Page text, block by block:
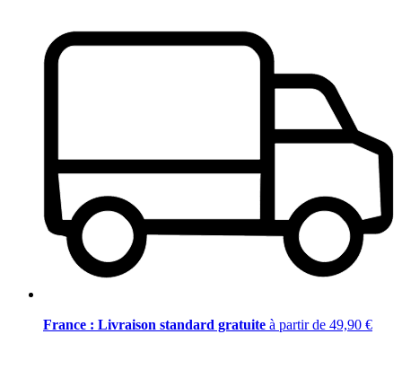
France : Livraison standard gratuite à partir de 49,90 €